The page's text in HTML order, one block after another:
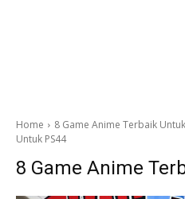
Home 8 Game Anime Terbaik
Untuk PS44
8 Game Anime